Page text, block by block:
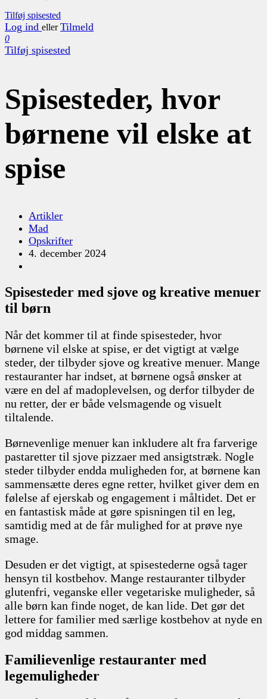
Tilføj spisested
Log ind eller Tilmeld
0
Tilføj spisested
Spisesteder, hvor
børnene vil elske at
spise
Artikler
Mad
Opskrifter
4. december 2024
Spisesteder med sjove og kreative menuer
til børn
Når det kommer til at finde spisesteder, hvor
børnene vil elske at spise, er det vigtigt at vælge
steder, der tilbyder sjove og kreative menuer. Mange
restauranter har indset, at børnene også ønsker at
være en del af madoplevelsen, og derfor tilbyder de
nu retter, der er både velsmagende og visuelt
tiltalende.
Børnevenlige menuer kan inkludere alt fra farverige
pastaretter til sjove pizzaer med ansigtstræk. Nogle
steder tilbyder endda muligheden for, at børnene kan
sammensætte deres egne retter, hvilket giver dem en
følelse af ejerskab og engagement i måltidet. Det er
en fantastisk måde at gøre spisningen til en leg,
samtidig med at de får mulighed for at prøve nye
smage.
Desuden er det vigtigt, at spisestederne også tager
hensyn til kostbehov. Mange restauranter tilbyder
glutenfri, veganske eller vegetariske muligheder, så
alle børn kan finde noget, de kan lide. Det gør det
lettere for familier med særlige kostbehov at nyde en
god middag sammen.
Familievenlige restauranter med
legemuligheder